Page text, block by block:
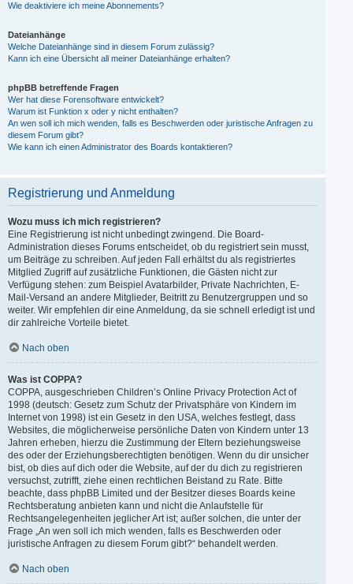
Wie deaktiviere ich meine Abonnements?
Dateianhänge
Welche Dateianhänge sind in diesem Forum zulässig?
Kann ich eine Übersicht all meiner Dateianhänge erhalten?
phpBB betreffende Fragen
Wer hat diese Forensoftware entwickelt?
Warum ist Funktion x oder y nicht enthalten?
An wen soll ich mich wenden, falls es Beschwerden oder juristische Anfragen zu
diesem Forum gibt?
Wie kann ich einen Administrator des Boards kontaktieren?
Registrierung und Anmeldung
Wozu muss ich mich registrieren?
Eine Registrierung ist nicht unbedingt zwingend. Die Board-
Administration dieses Forums entscheidet, ob du registriert sein musst,
um Beiträge zu schreiben. Auf jeden Fall erhältst du als registriertes
Mitglied Zugriff auf zusätzliche Funktionen, die Gästen nicht zur
Verfügung stehen: zum Beispiel Avatarbilder, Private Nachrichten, E-
Mail-Versand an andere Mitglieder, Beitritt zu Benutzergruppen und so
weiter. Wir empfehlen dir eine Anmeldung, da sie schnell erledigt ist und
dir zahlreiche Vorteile bietet.
Nach oben
Was ist COPPA?
COPPA, ausgeschrieben Children’s Online Privacy Protection Act of
1998 (deutsch: Gesetz zum Schutz der Privatsphäre von Kindern im
Internet von 1998) ist ein Gesetz in den USA, welches festlegt, dass
Websites, die möglicherweise persönliche Daten von Kindern unter 13
Jahren erheben, hierzu die Zustimmung der Eltern beziehungsweise
des oder der Erziehungsberechtigten benötigen. Wenn du dir unsicher
bist, ob dies auf dich oder die Website, auf der du dich zu registrieren
versuchst, zutrifft, ziehe einen rechtlichen Beistand zu Rate. Bitte
beachte, dass phpBB Limited und der Besitzer dieses Boards keine
Rechtsberatung anbieten kann und nicht die Anlaufstelle für
Rechtsangelegenheiten jeglicher Art ist; außer solchen, die unter der
Frage „An wen soll ich mich wenden, falls es Beschwerden oder
juristische Anfragen zu diesem Forum gibt?“ behandelt werden.
Nach oben